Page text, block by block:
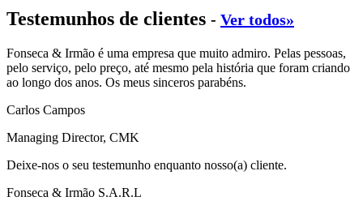
Testemunhos de clientes - Ver todos»
Fonseca & Irmão é uma empresa que muito admiro. Pelas pessoas,
pelo serviço, pelo preço, até mesmo pela história que foram criando
ao longo dos anos. Os meus sinceros parabéns.
Carlos Campos
Managing Director, CMK
Deixe-nos o seu testemunho enquanto nosso(a) cliente.
Fonseca & Irmão S.A.R.L